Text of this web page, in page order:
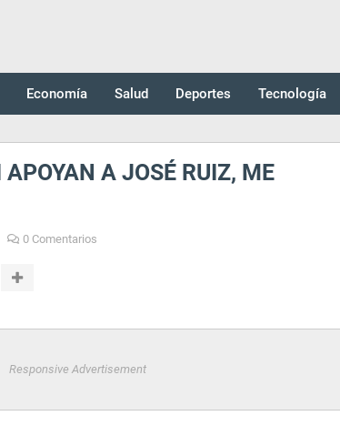
Economía Salud Deportes Tecnología
A JOSÉ RUIZ, ME
0 Comentarios
Responsive Advertisement